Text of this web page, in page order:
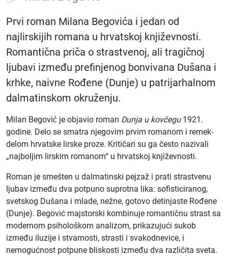
Prvi roman Milana Begovića i jedan od
najlirskijih romana u hrvatskoj književnosti.
Romantična priča o strastvenoj, ali tragičnoj
ljubavi između prefinjenog bonvivana Dušana i
krhke, naivne Rođene (Dunje) u patrijarhalnom
dalmatinskom okruženju.
Milan Begović je objavio roman Dunja u kovčegu1921.
godine. Delo se smatra njegovim prvim romanom i remek-
delom hrvatske lirske proze. Kritičari su ga često nazivali
„najboljim lirskim romanom“ u hrvatskoj književnosti.
Roman je smešten u dalmatinski pejzaž i prati strastvenu
ljubav između dva potpuno suprotna lika: sofisticiranog,
svetskog Dušana i mlade, nežne, gotovo detinjaste Rođene
(Dunje). Begović majstorski kombinuje romantičnu strast sa
modernom psihološkom analizom, prikazujući sukob
između iluzije i stvarnosti, strasti i svakodnevice, i
nemogućnost potpune bliskosti između dva različita sveta.